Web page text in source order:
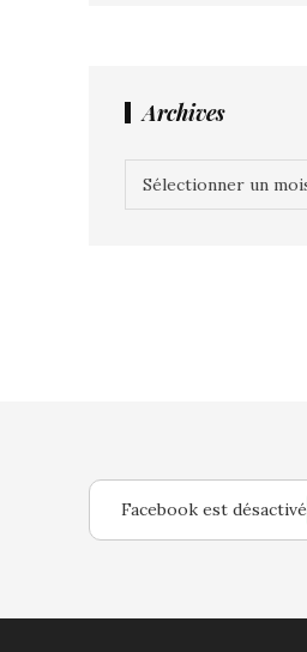
Archives
Facebook est désactivé